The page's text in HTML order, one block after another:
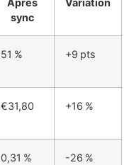
Après
sync
Variation
51 % +9 pts
€31,80 +16 %
0,31 % -26 %